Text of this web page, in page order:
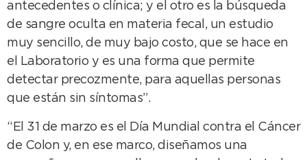
antecedentes o clínica; y el otro es la búsqueda
de sangre oculta en materia fecal, un estudio
muy sencillo, de muy bajo costo, que se hace en
el Laboratorio y es una forma que permite
detectar precozmente, para aquellas personas
que están sin síntomas”.
“El 31 de marzo es el Día Mundial contra el Cáncer
de Colon y, en ese marco, diseñamos una